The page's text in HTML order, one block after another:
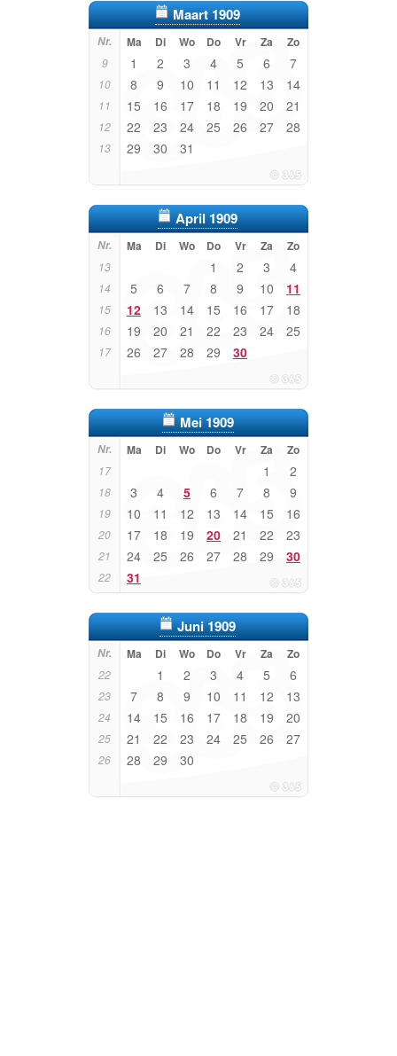
Maart 1909
Nr. Ma Di Wo Do Vr Za Zo
9 1 2 3 4 5 6 7
10 8 9 10 11 12 13 14
11 15 16 17 18 19 20 21
12 22 23 24 25 26 27 28
13 29 30 31
April 1909
Nr. Ma Di Wo Do Vr Za Zo
13 1 2 3 4
14 5 6 7 8 9 10 11
15 12 13 14 15 16 17 18
16 19 20 21 22 23 24 25
17 26 27 28 29 30
Mei 1909
Nr. Ma Di Wo Do Vr Za Zo
17 1 2
18 3 4 5 6 7 8 9
19 10 11 12 13 14 15 16
20 17 18 19 20 21 22 23
21 24 25 26 27 28 29 30
22 31
Juni 1909
Nr. Ma Di Wo Do Vr Za Zo
22 1 2 3 4 5 6
23 7 8 9 10 11 12 13
24 14 15 16 17 18 19 20
25 21 22 23 24 25 26 27
26 28 29 30